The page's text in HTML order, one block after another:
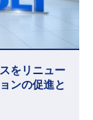
をリニュー
ンの促進と